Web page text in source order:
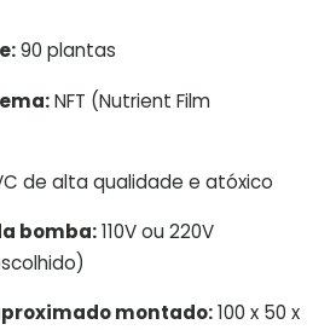
90 plantas
NFT (Nutrient Film
de alta qualidade e atóxico
bomba:110V ou 220V
montado:100 x 50 x